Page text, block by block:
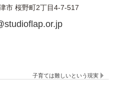
市 桜野町2丁目4-7-517
子育ては難しいという現実